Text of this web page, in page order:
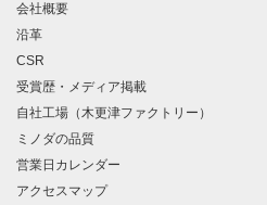
会社概要
沿革
CSR
受賞歴・メディア掲載
自社工場（木更津ファクトリー）
ミノダの品質
営業日カレンダー
アクセスマップ